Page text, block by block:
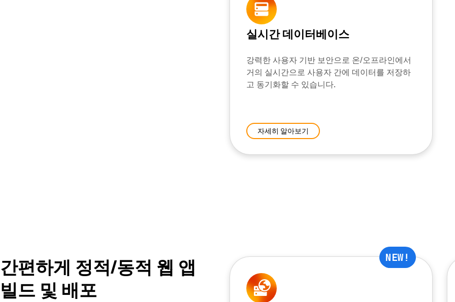
실시간 데이터베이스
강력한 사용자 기반 보안으로 온/오프라인에서
거의 실시간으로 사용자 간에 데이터를 저장하
고 동기화할 수 있습니다.
자세히 알아보기
간편하게 정적/동적 웹 앱
빌드 및 배포
NEW!